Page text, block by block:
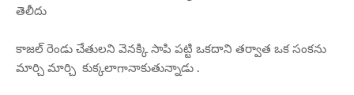
తెలీదు
కాజల్ రెండు చేతులని వెనక్కి సాపి పట్టి ఒకదాని తర్వాత ఒక సంకను
మార్చి మార్చి కుక్కలాగానాకుతున్నాడు .